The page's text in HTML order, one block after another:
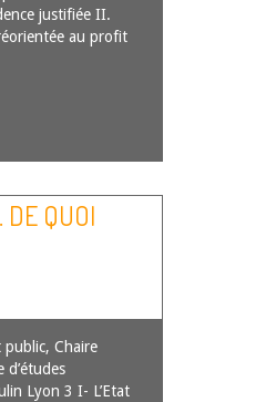
justifiée II.
au profit
DE QUOI
public, Chaire
d’études
Lyon 3 I- L’Etat